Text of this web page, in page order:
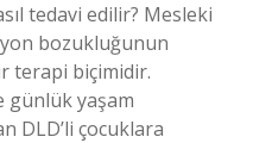
tedavi edilir? Mesleki
bozukluğunun
terapi biçimidir.
günlük yaşam
DLD’li çocuklara